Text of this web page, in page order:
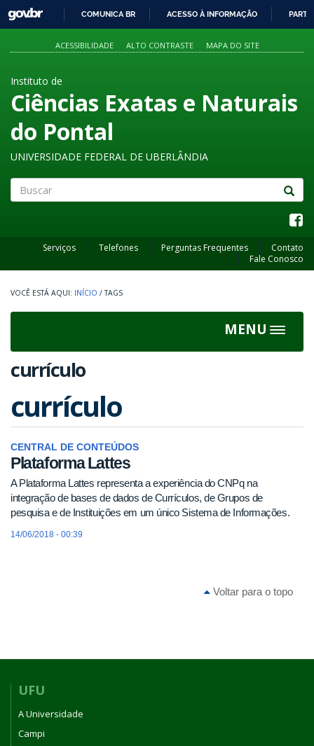
PARA
O
GOVBR
COMUNICA BR ACESSO À INFORMAÇÃO
ACESSIBILIDADE ALTO CONTRASTE MAPA DO SITE
Instituto de
Ciências Exatas e Naturais
do Pontal
UNIVERSIDADE FEDERAL DE UBERLÂNDIA
Serviços Telefones Perguntas Frequentes
Contato
Fale Conosco
INÍCIO / TAGS
MENU
Toggle
currículo
currículo
CENTRAL DE CONTEÚDOS
Plataforma Lattes
A Plataforma Lattes representa a experiência do CNPq na
integração de bases de dados de Currículos, de Grupos de
pesquisa e de Instituições em um único Sistema de Informações.
14/06/2018 - 00:39
Voltar para o topo
UFU
A Universidade
Campi